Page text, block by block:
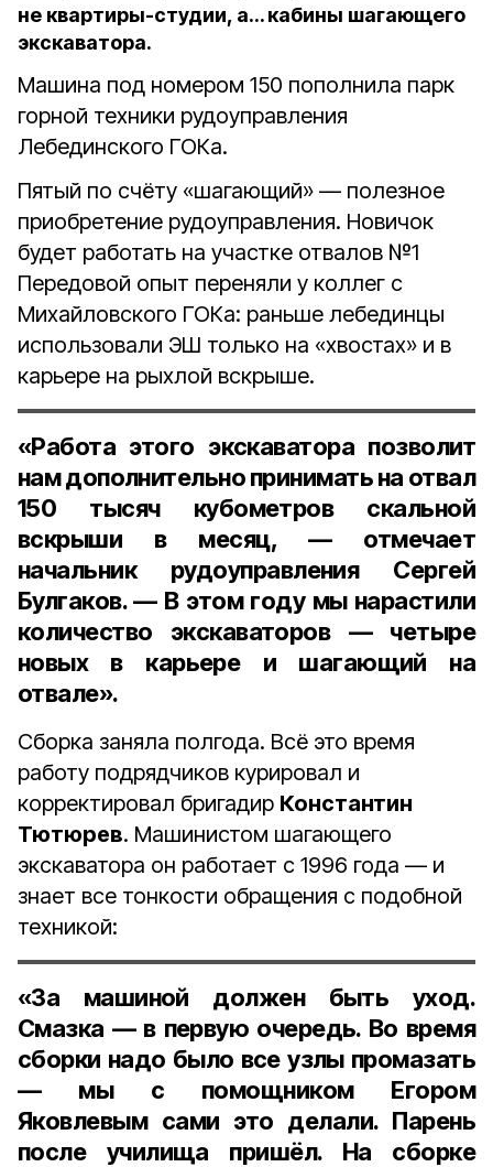
не квартиры-студии, а… кабины шагающего
экскаватора.
Машина под номером 150 пополнила парк
горной техники рудоуправления
Лебединского ГОКа.
Пятый по счёту «шагающий» — полезное
приобретение рудоуправления. Новичок
будет работать на участке отвалов №1
Передовой опыт переняли у коллег с
Михайловского ГОКа: раньше лебединцы
использовали ЭШ только на «хвостах» и в
карьере на рыхлой вскрыше.
«Работа этого экскаватора позволит
нам дополнительно принимать на отвал
150 тысяч кубометров скальной
вскрыши в месяц, — отмечает
начальник рудоуправления Сергей
Булгаков. — В этом году мы нарастили
количество экскаваторов — четыре
новых в карьере и шагающий на
отвале».
Сборка заняла полгода. Всё это время
работу подрядчиков курировал и
корректировал бригадир Константин
Тютюрев. Машинистом шагающего
экскаватора он работает с 1996 года — и
знает все тонкости обращения с подобной
техникой:
«За машиной должен быть уход.
Смазка — в первую очередь. Во время
сборки надо было все узлы промазать
— мы с помощником Егором
Яковлевымсами это делали. Парень
после училища пришёл. На сборке